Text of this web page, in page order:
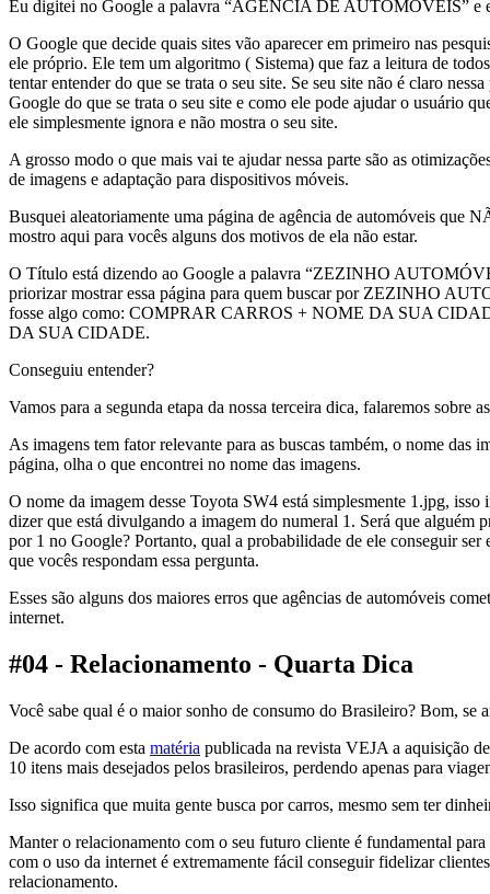
Eu digitei no Google a palavra “AGÊNCIA DE AUTOMÓVEIS” e
O Google que decide quais sites vão aparecer em primeiro nas
ele próprio. Ele tem um algoritmo ( Sistema) que faz a leitura de
tentar entender do que se trata o seu site. Se seu site não é claro
Google do que se trata o seu site e como ele pode ajudar o usuário
ele simplesmente ignora e não mostra o seu site.
A grosso modo o que mais vai te ajudar nessa parte são as
de imagens e adaptação para dispositivos móveis.
Busquei aleatoriamente uma página de agência de automóveis que
mostro aqui para vocês alguns dos motivos de ela não estar.
O Título está dizendo ao Google a palavra “ZEZINHO
priorizar mostrar essa página para quem buscar por ZEZINHO
fosse algo como: COMPRAR CARROS + NOME DA SUA
DA SUA CIDADE.
Conseguiu entender?
Vamos para a segunda etapa da nossa terceira dica, falaremos sobre
As imagens tem fator relevante para as buscas também, o nome das
página, olha o que encontrei no nome das imagens.
O nome da imagem desse Toyota SW4 está simplesmente 1.jpg,
dizer que está divulgando a imagem do numeral 1. Será que alguém
por 1 no Google? Portanto, qual a probabilidade de ele conseguir
que vocês respondam essa pergunta.
Esses são alguns dos maiores erros que agências de automóveis
internet.
#04 - Relacionamento - Quarta Dica
Você sabe qual é o maior sonho de consumo do Brasileiro? Bom, se
De acordo com esta matéria publicada na revista VEJA a aquisição
10 itens mais desejados pelos brasileiros, perdendo apenas para
Isso significa que muita gente busca por carros, mesmo sem ter
Manter o relacionamento com o seu futuro cliente é fundamental
com o uso da internet é extremamente fácil conseguir fidelizar
relacionamento.